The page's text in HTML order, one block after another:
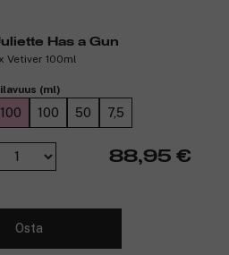
Has a Gun
Vetiver 100ml
(ml)
100 100 50 7,5
88,95 €
Osta